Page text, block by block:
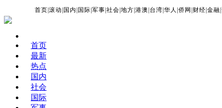
首页 |滚动 国内 国际 |军事 |社会 |地方 |港澳 台湾 |华人 |侨网 财经 |金融 |
首页
最新
热点
国内
社会
国际